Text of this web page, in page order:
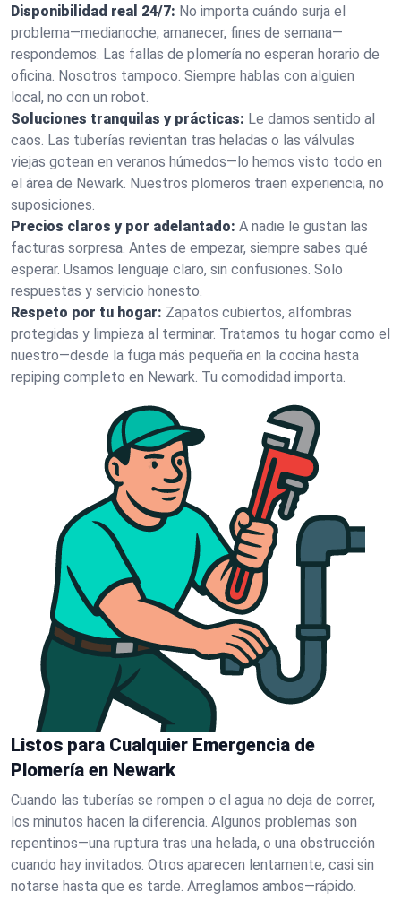
Disponibilidad real 24/7: No importa cuándo surja el
problema—medianoche, amanecer, fines de semana—
respondemos. Las fallas de plomería no esperan horario de
oficina. Nosotros tampoco. Siempre hablas con alguien
local, no con un robot.
Soluciones tranquilas y prácticas: Le damos sentido al
caos. Las tuberías revientan tras heladas o las válvulas
viejas gotean en veranos húmedos—lo hemos visto todo en
el área de Newark. Nuestros plomeros traen experiencia, no
suposiciones.
Precios claros y por adelantado: A nadie le gustan las
facturas sorpresa. Antes de empezar, siempre sabes qué
esperar. Usamos lenguaje claro, sin confusiones. Solo
respuestas y servicio honesto.
Respeto por tu hogar: Zapatos cubiertos, alfombras
protegidas y limpieza al terminar. Tratamos tu hogar como el
nuestro—desde la fuga más pequeña en la cocina hasta
repiping completo en Newark. Tu comodidad importa.
Listos para Cualquier Emergencia de
Plomería en Newark
Cuando las tuberías se rompen o el agua no deja de correr,
los minutos hacen la diferencia. Algunos problemas son
repentinos—una ruptura tras una helada, o una obstrucción
cuando hay invitados. Otros aparecen lentamente, casi sin
notarse hasta que es tarde. Arreglamos ambos—rápido.